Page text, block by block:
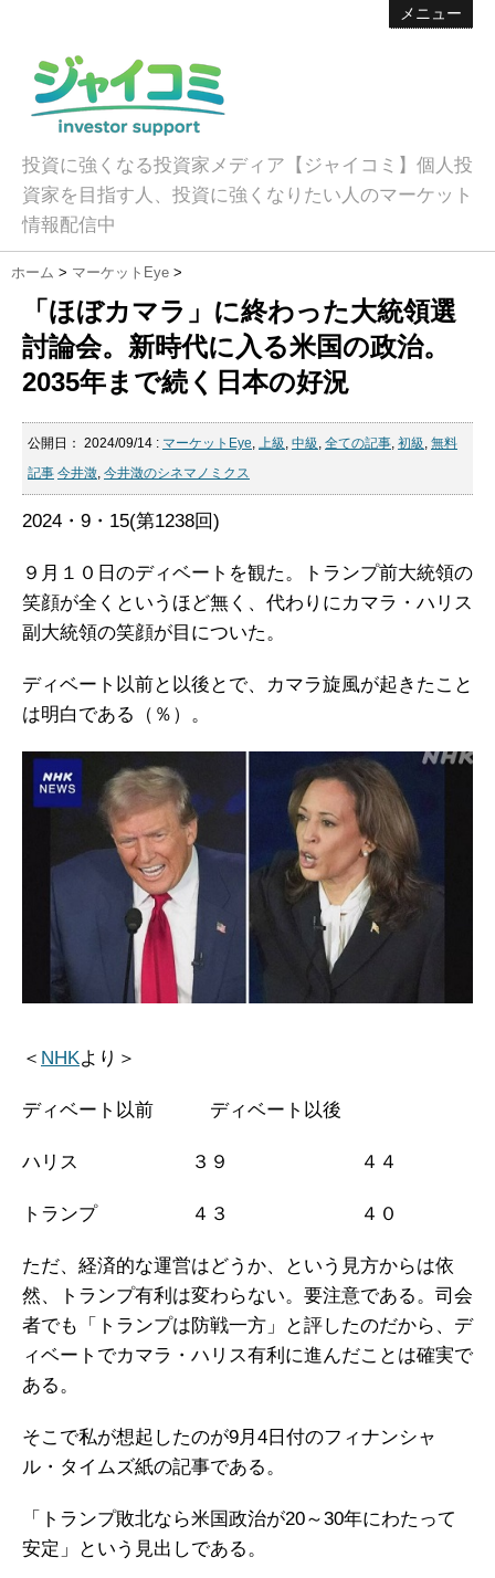
メニュー
投資に強くなる投資家メディア【ジャイコミ】個人投
資家を目指す人、投資に強くなりたい人のマーケット
情報配信中
ホーム > マーケットEye >
「ほぼカマラ」に終わった大統領選
討論会。新時代に入る米国の政治。
2035年まで続く日本の好況
公開日： 2024/09/14 : マーケットEye, 上級, 中級, 全ての記事, 初級, 無料
記事 今井澂, 今井澂のシネマノミクス
2024・9・15(第1238回)
９月１０日のディベートを観た。トランプ前大統領の
笑顔が全くというほど無く、代わりにカマラ・ハリス
副大統領の笑顔が目についた。
ディベート以前と以後とで、カマラ旋風が起きたこと
は明白である（％）。
＜ NHKより＞
ディベート以前 ディベート以後
ハリス ３９ ４４
トランプ ４３ ４０
ただ、経済的な運営はどうか、という見方からは依
然、トランプ有利は変わらない。要注意である。司会
者でも「トランプは防戦一方」と評したのだから、デ
ィベートでカマラ・ハリス有利に進んだことは確実で
ある。
そこで私が想起したのが9月4日付のフィナンシャ
ル・タイムズ紙の記事である。
「トランプ敗北なら米国政治が20～30年にわたって
安定」という見出しである。